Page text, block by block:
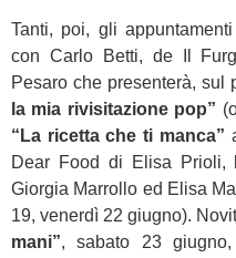
Tanti, poi, gli
con Carlo Betti, de Il
Pesaro che presenterà, sul
la mia rivisitazione pop”
“La ricetta che ti manca”
Dear Food di Elisa Prioli,
Giorgia Marrollo ed Elisa
19, venerdì 22 giugno).
mani”, sabato 23